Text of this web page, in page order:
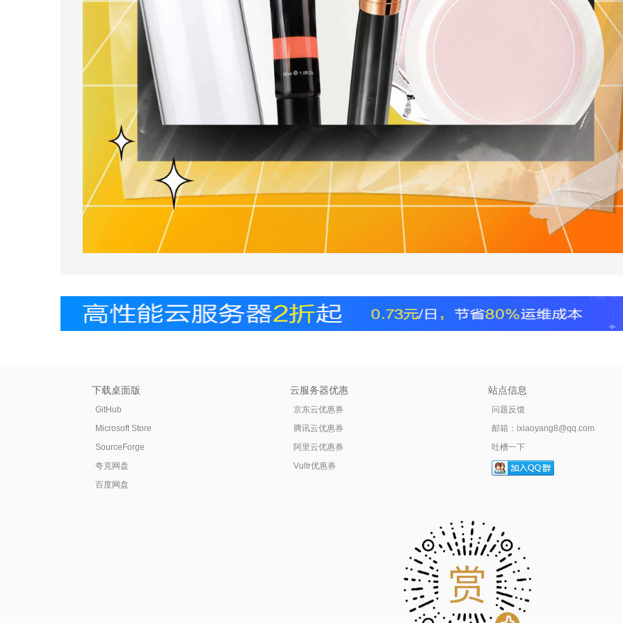
下载桌面版
GitHub
Microsoft Store
SourceForge
夸克网盘
百度网盘
云服务器优惠
京东云优惠券
腾讯云优惠券
阿里云优惠券
Vultr优惠券
站点信息
问题反馈
邮箱： ixiaoyang8@qq.com
吐槽一下